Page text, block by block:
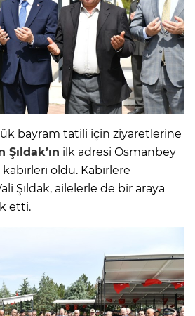
bayram tatili için ziyaretlerine
ilk adresi Osmanbey
oldu. Kabirlere
Şıldak, ailelerle de bir araya
etti.